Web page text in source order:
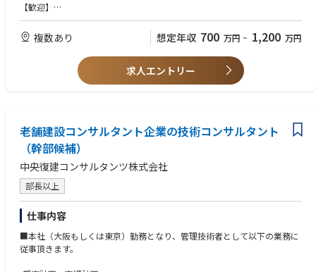
※業務経験、保有資格、プロポーザル等での受注実績等を考慮の上、決定
・公共事業に関わる事が多いため、社会貢献に直結しやすいです。また、
分業化がされていなため、設計の各段階から建物完成までのすべてを経験
でき、総合的なスキルを身につける事ができます。その他にも、土木部門
との連携や、企画や計画部門との連携等建築物単体以外インフラ事業にも
関わる事ができます。
【歓迎】
・一級建築士
複数あり 想定年収 700 万円 ~ 1,200 万円
求人エントリー
老舗建設コンサルタント企業の技術コンサルタント
（幹部候補）
中央復建コンサルタンツ株式会社
部長以上
仕事内容
■本社（大阪もしくは東京）勤務となり、管理技術者として以下の業務に
従事頂きます。